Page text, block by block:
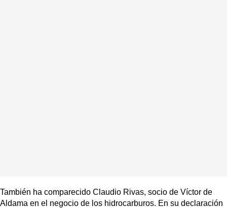
También ha comparecido Claudio Rivas, socio de Víctor de
Aldama en el negocio de los hidrocarburos. En su declaración